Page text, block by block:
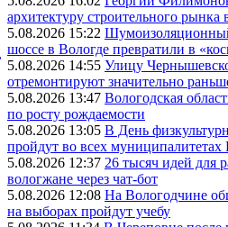
архитектуру строительного рынка
5.08.2026 15:22
шоссе в Вологде превратили в
5.08.2026 14:55 Улицу
отремонтируют значительно
5.08.2026 13:47 Вологодская
по росту рождаемости
5.08.2026 13:05 В День
пройдут во всех
5.08.2026 12:37 26 тысяч идей для
вологжане через чат-бот
5.08.2026 12:08 На Вологодчине
на выборах пройдут учебу